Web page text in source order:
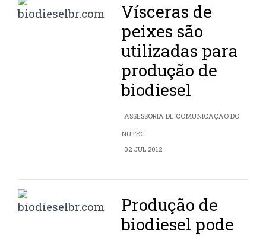
Vísceras de
peixes são
utilizadas para
produção de
biodiesel
ASSESSORIA DE COMUNICAÇÃO DO
NUTEC
02 JUL 2012
Produção de
biodiesel pode